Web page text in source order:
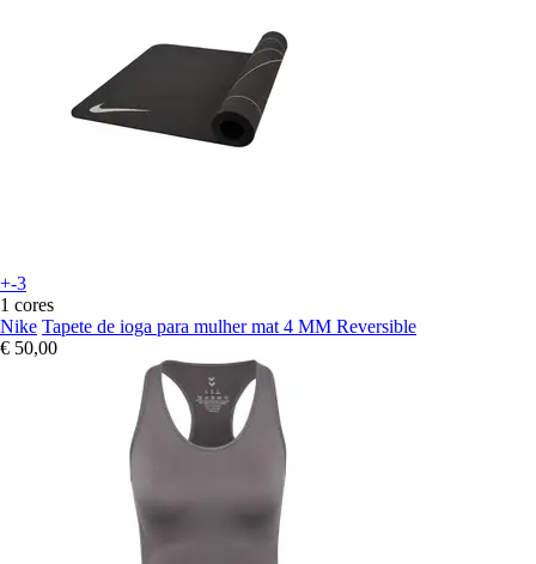
+-3
1 cores
Nike Tapete de ioga para mulher mat 4 MM Reversible
€ 50,00